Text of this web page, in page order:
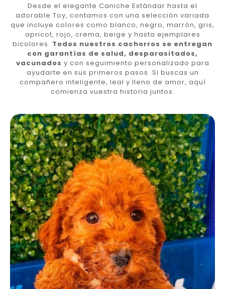
Desde el elegante Caniche Estándar hasta el
adorable Toy, contamos con una selección variada
que incluye colores como blanco, negro, marrón, gris,
apricot, rojo, crema, beige y hasta ejemplares
bicolores. Todos nuestros cachorros se entregan
con garantías de salud, desparasitados,
vacunados y con seguimiento personalizado para
ayudarte en sus primeros pasos. Si buscas un
compañero inteligente, leal y lleno de amor, aquí
comienza vuestra historia juntos.